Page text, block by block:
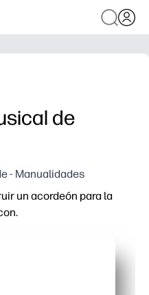
de
- Manualidades
un acordeón para la
un abrir y cerrar de ojos:
un ingenioso
sobre la simetría, los